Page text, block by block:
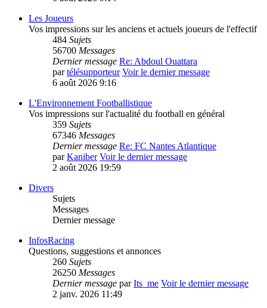
Les Joueurs
Vos impressions sur les anciens et actuels joueurs de l'effectif
484 Sujets
56700 Messages
Dernier message Re: Abdoul Ouattara
partélésupporteur Voir le dernier message
6 août 2026 9:16
L'Environnement Footballistique
Vos impressions sur l'actualité du football en général
359 Sujets
67346 Messages
Dernier message Re: FC Nantes Atlantique
parKaniber Voir le dernier message
2 août 2026 19:59
Divers
Sujets
Messages
Dernier message
InfosRacing
Questions, suggestions et annonces
260 Sujets
26250 Messages
Dernier message parIts_me Voir le dernier message
2 janv. 2026 11:49